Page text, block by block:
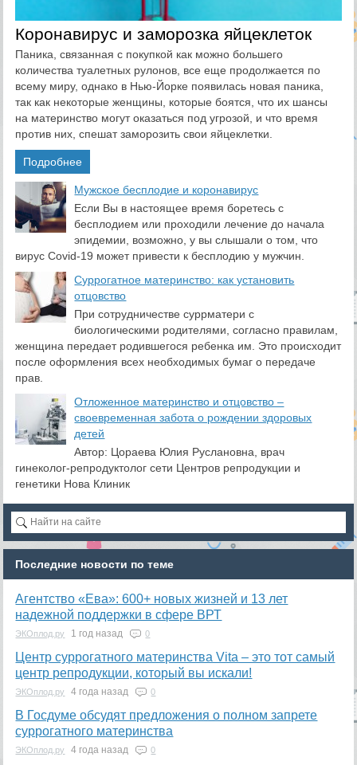
Коронавирус и заморозка яйцеклеток
Паника, связанная с покупкой как можно большего
количества туалетных рулонов, все еще продолжается по
всему миру, однако в Нью-Йорке появилась новая паника,
так как некоторые женщины, которые боятся, что их шансы
на материнство могут оказаться под угрозой, и что время
против них, спешат заморозить свои яйцеклетки.
Подробнее
​Мужское бесплодие и коронавирус
Если Вы в настоящее время боретесь с
бесплодием или проходили лечение до начала
эпидемии, возможно, у вы слышали о том, что
вирус Covid-19 может привести к бесплодию у мужчин.
Суррогатное материнство: как установить
отцовство
При сотрудничестве суррматери с
биологическими родителями, согласно правилам,
женщина передает родившегося ребенка им. Это происходит
после оформления всех необходимых бумаг о передаче
прав.
Отложенное материнство и отцовство –
своевременная забота о рождении здоровых
детей
Автор: Цораева Юлия Руслановна, врач
гинеколог-репродуктолог сети Центров репродукции и
генетики Нова Клиник
Последние новости по теме
Агентство «Ева»: 600+ новых жизней и 13 лет
надежной поддержки в сфере ВРТ
ЭКОплод.ру 1 год назад 0
​Центр суррогатного материнства Vita – это тот самый
центр репродукции, который вы искали!
ЭКОплод.ру 4 года назад 0
В Госдуме обсудят предложения о полном запрете
суррогатного материнства
ЭКОплод.ру 4 года назад 0